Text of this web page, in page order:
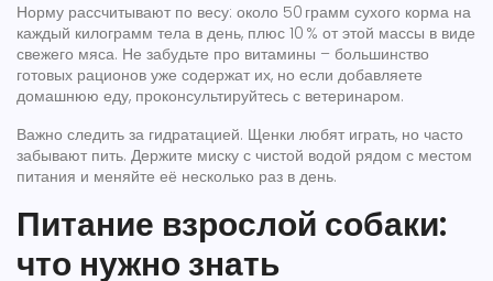
Норму рассчитывают по весу: около 50 грамм сухого корма на
каждый килограмм тела в день, плюс 10 % от этой массы в виде
свежего мяса. Не забудьте про витамины – большинство
готовых рационов уже содержат их, но если добавляете
домашнюю еду, проконсультируйтесь с ветеринаром.
Важно следить за гидратацией. Щенки любят играть, но часто
забывают пить. Держите миску с чистой водой рядом с местом
питания и меняйте её несколько раз в день.
Питание взрослой собаки:
что нужно знать